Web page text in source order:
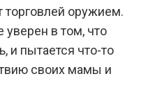
торговлей оружием.
в том, что
и пытается что-то
своих мамы и